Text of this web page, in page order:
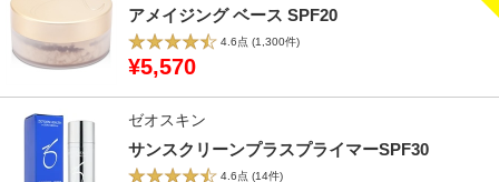
アメイジング ベース SPF20
4.6点 (1,300件)
¥5,570
ゼオスキン
サンスクリーンプラスプライマーSPF30
4.6点 (14件)